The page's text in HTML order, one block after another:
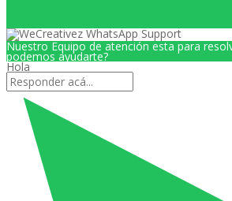
Nuestro Equipo de atención esta para
podemos ayudarte?
Hola